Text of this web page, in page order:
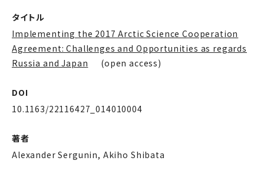
タイトル
Implementing the 2017 Arctic Science Cooperation
Agreement: Challenges and Opportunities as regards
Russia and Japan
(open access)
DOI
10.1163/22116427_014010004
著者
Alexander Sergunin, Akiho Shibata